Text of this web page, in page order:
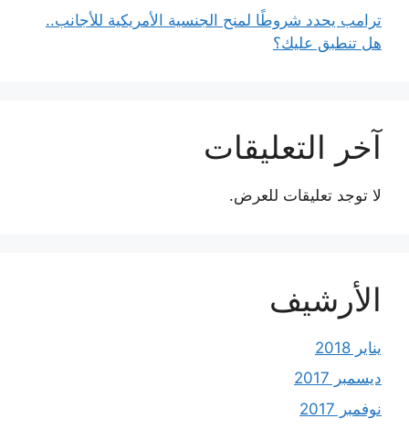
ترامب يحدد شروطًا لمنح الجنسية الأمريكية للأجانب..
هل تنطبق عليك؟
آخر التعليقات
لا توجد تعليقات للعرض.
الأرشيف
يناير 2018
ديسمبر 2017
نوفمبر 2017